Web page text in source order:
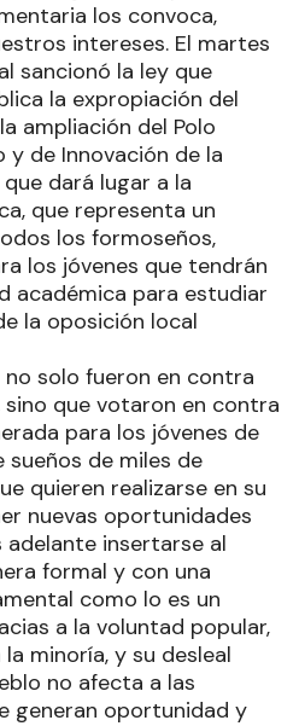
los convoca,
intereses. El martes
sancionó la ley que
la expropiación del
ampliación del Polo
y de Innovación de la
dará lugar a la
que representa un
los formoseños,
los jóvenes que tendrán
académica para estudiar
la oposición local
solo fueron en contra
que votaron en contra
para los jóvenes de
sueños de miles de
quieren realizarse en su
nuevas oportunidades
adelante insertarse al
formal y con una
como lo es un
a la voluntad popular,
minoría, y su desleal
no afecta a las
generan oportunidad y